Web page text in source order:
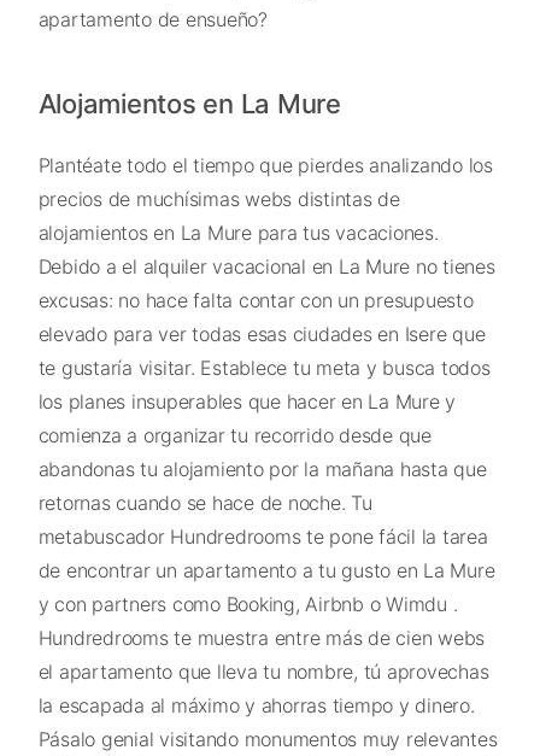
apartamento de ensueño?
Alojamientos en La Mure
Plantéate todo el tiempo que pierdes analizando los
precios de muchísimas webs distintas de
alojamientos en La Mure para tus vacaciones.
Debido a el alquiler vacacional en La Mure no tienes
excusas: no hace falta contar con un presupuesto
elevado para ver todas esas ciudades en Isere que
te gustaría visitar. Establece tu meta y busca todos
los planes insuperables que hacer en La Mure y
comienza a organizar tu recorrido desde que
abandonas tu alojamiento por la mañana hasta que
retornas cuando se hace de noche. Tu
metabuscador Hundredrooms te pone fácil la tarea
de encontrar un apartamento a tu gusto en La Mure
y con partners como Booking, Airbnb o Wimdu .
Hundredrooms te muestra entre más de cien webs
el apartamento que lleva tu nombre, tú aprovechas
la escapada al máximo y ahorras tiempo y dinero.
Pásalo genial visitando monumentos muy relevantes